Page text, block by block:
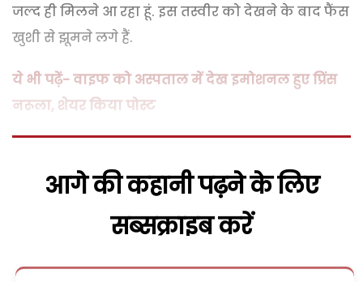
जल्द ही मिलने आ रहा हूं. इस तस्वीर को देखने के बाद फैंस
खुशी से झूमने लगे हैं.
ये भी पढ़ें- वाइफ को अस्पताल में देख इमोशनल हुए प्रिंस
नरूला, शेयर किया पोस्ट
आगे की कहानी पढ़ने के लिए
सब्सक्राइब करें